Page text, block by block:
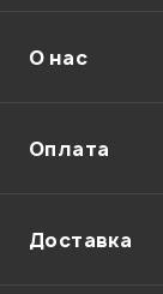
Отправить
О нас
Оплата
Доставка